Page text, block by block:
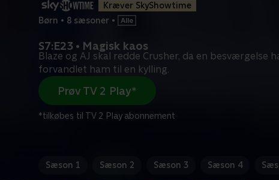
Kræver SkyShowtime
Børn • 8 sæsoner •
S7:E23 • Magisk kaos
Blaze og AJ skal redde Crusher, da en besværgelse
forvandlet ham til en kylling.
Prøv TV 2 Play*
*tilkøbes til TV 2 Play abonnement
Sæson 1 Sæson 2 Sæson 3 Sæson 4